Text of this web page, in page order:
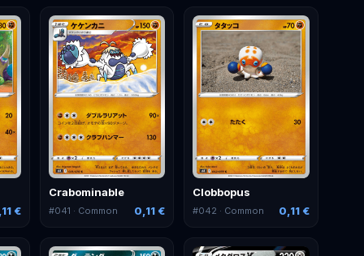
€
Crabominable
#041 · Common 0,11 €
Clobbopus
#042 · Common 0,11 €